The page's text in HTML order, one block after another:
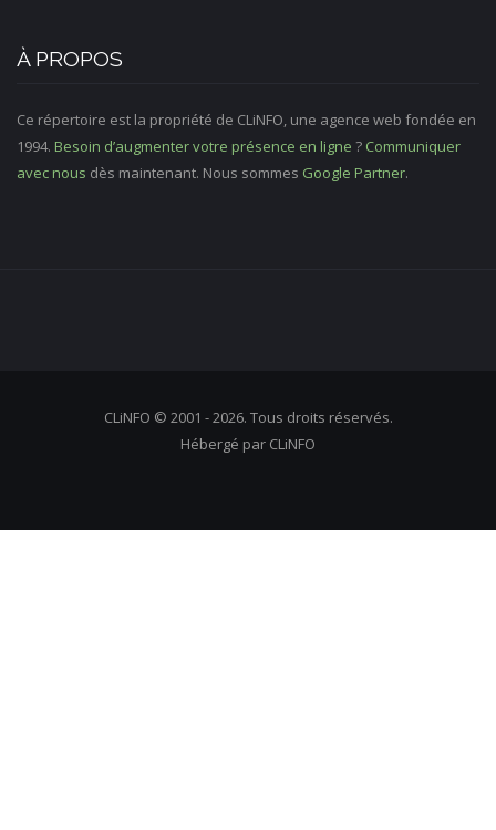
À PROPOS
Ce répertoire est la propriété de CLiNFO, une agence web fondée en
1994. Besoin d’augmenter votre présence en ligne ? Communiquer
avec nous dès maintenant. Nous sommes Google Partner.
CLiNFO © 2001 - 2026. Tous droits réservés.
Hébergé par CLiNFO